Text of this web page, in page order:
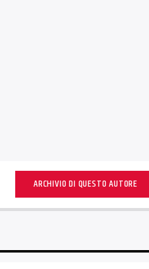
ARCHIVIO DI QUESTO AUTORE